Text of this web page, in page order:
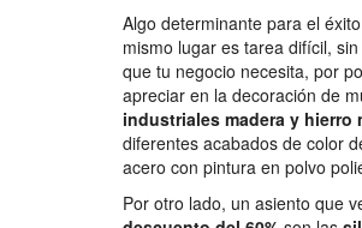
Algo determinante para el
mismo lugar es tarea difícil,
que tu negocio necesita, por
apreciar en la decoración de
industriales madera y
diferentes acabados de color
acero con pintura en polvo
Por otro lado, un asiento que